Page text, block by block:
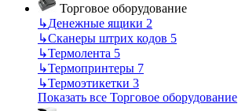
Торговое оборудование
↳Денежные ящики 2
↳Сканеры штрих кодов 5
↳Термолента 5
↳Термопринтеры 7
↳Термоэтикетки 3
Показать все Торговое оборудование